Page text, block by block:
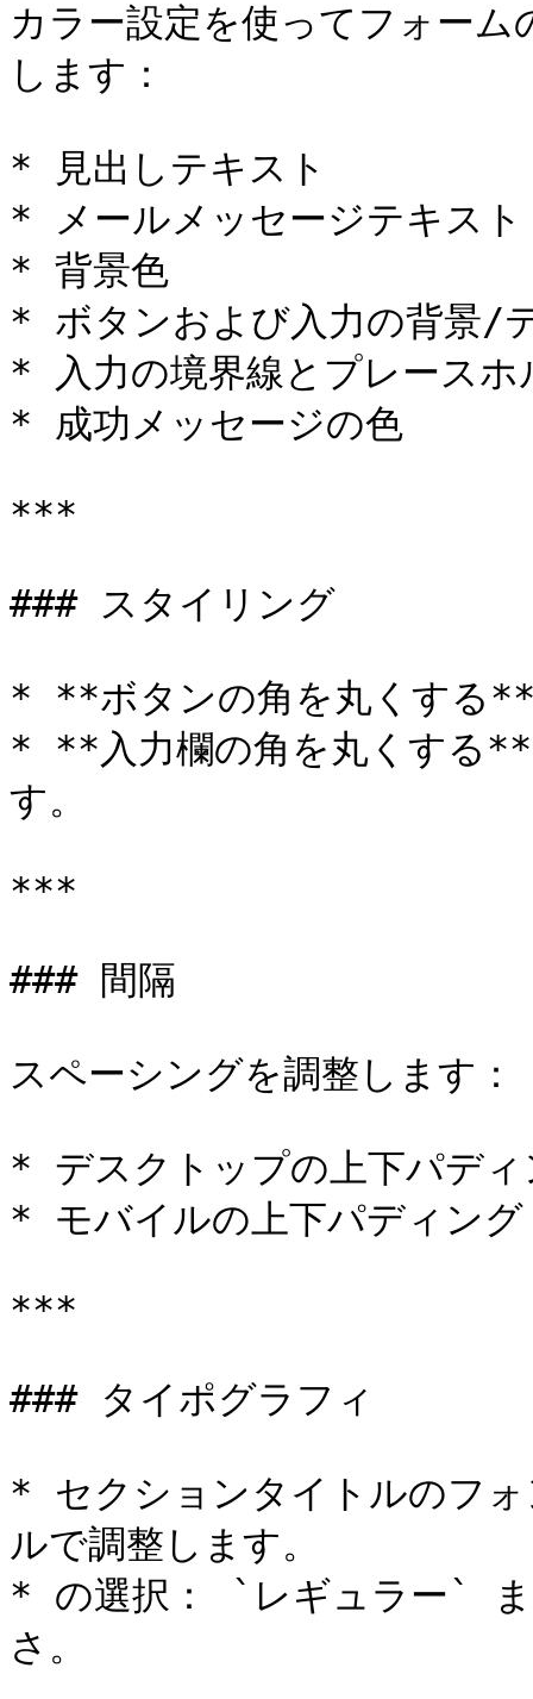
カラー設定を使ってフォー
します：
* 見出しテキスト
* メールメッセージテキスト
* 背景色
* ボタンおよび入力の背景/
* 入力の境界線とプレースホ
* 成功メッセージの色
***
### スタイリング
* **ボタンの角を丸くする**
* **入力欄の角を丸くする**
す。
***
### 間隔
スペーシングを調整します：
* デスクトップの上下パディ
* モバイルの上下パディング
***
### タイポグラフィ
* セクションタイトルのフ
ルで調整します。
* の選択： `レギュラー`
さ。